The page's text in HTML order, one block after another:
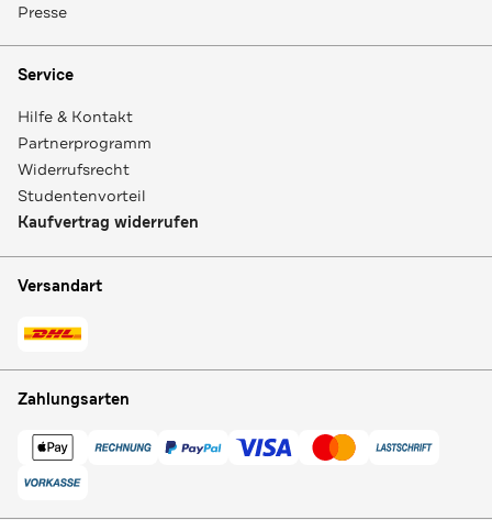
Presse
Service
Hilfe & Kontakt
Partnerprogramm
Widerrufsrecht
Studentenvorteil
Kaufvertrag widerrufen
Versandart
Zahlungsarten